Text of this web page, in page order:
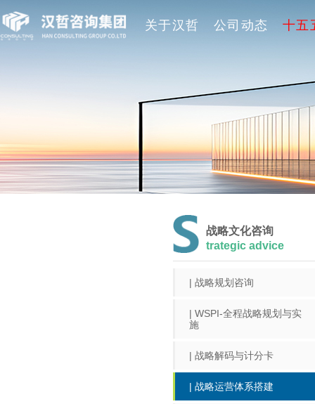
关于汉哲 公司动态 十五
战略文化咨询
trategic advice
| 战略规划咨询
| WSPI-全程战略规划与实
施
| 战略解码与计分卡
| 战略运营体系搭建